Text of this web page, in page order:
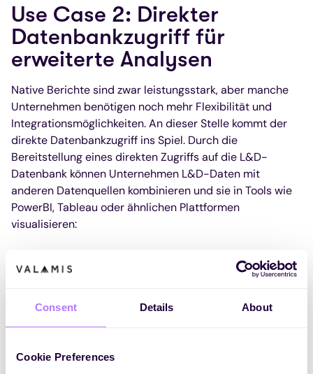
Consent Details About
Cookie Preferences
Use Case 2: Direkter
Datenbankzugriff für
erweiterte Analysen
Native Berichte sind zwar leistungsstark, aber manche
Unternehmen benötigen noch mehr Flexibilität und
Integrationsmöglichkeiten. An dieser Stelle kommt der
direkte Datenbankzugriff ins Spiel. Durch die
Bereitstellung eines direkten Zugriffs auf die L&D-
Datenbank können Unternehmen L&D-Daten mit
anderen Datenquellen kombinieren und sie in Tools wie
PowerBI, Tableau oder ähnlichen Plattformen
visualisieren:
1. Ganzheitliche Geschäftseinblicke
Unternehmen, L&D-Daten nahtlos mit anderen
geschäftsbezogenen KPIs zu integrieren. Dieser
Überblick über die Leistung des Unternehmens und